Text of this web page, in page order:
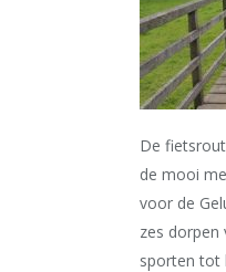
De
de mooi
voor de
zes dorpen
sporten tot